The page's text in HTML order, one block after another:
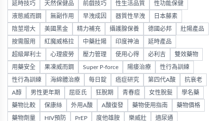
延時技巧 天然保健品 前戲技巧 性生活品質 性功能保健
液態威而鋼 無副作用 早洩成因 器質性早洩 日本藤素
陰莖增大 美國黑金 精力補充 攝護腺保養 德國必邦 壯陽產品
按需服用 紅魔威格拉 中藥壯陽 印度神油 延時產品
超級犀利士 心理疲勞 壓力管理 使用心得 必利吉 雙效藥物
用藥安全 果凍威而鋼 Super P-force 陽痿治療 性行為訓練
性行為訓練 海綿體治療 每日錠 癌症研究 第四代A酸 抗衰老
A醇 男性更年期 屈臣氏 狂脫期 青春痘 女性脫髮 學名藥
藥物比較 保康絲 外用A酸 A酸復發 藥物使用指南 藥物價格
藥物劑量 HIV預防 PrEP 度他雄胺 樂威壯 適尿通